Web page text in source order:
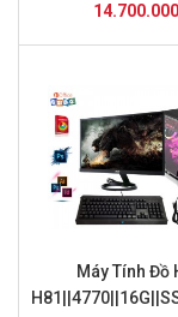
Máy Tính Đồ